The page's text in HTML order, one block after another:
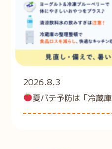
2026.8.3
夏バテ予防は「冷蔵